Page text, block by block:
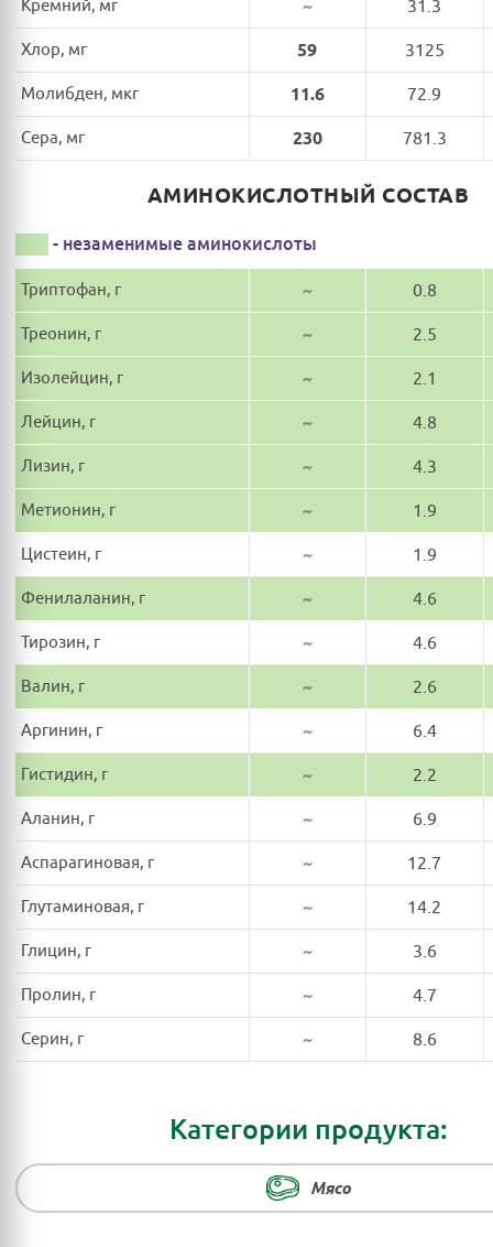
Кремний, мг ~ 31.3
Хлор, мг 59 3125
Молибден, мкг 11.6 72.9
Сера, мг 230 781.3
АМИНОКИСЛОТНЫЙ СОСТАВ
- незаменимые аминокислоты
Триптофан, г ~ 0.8
Треонин, г ~ 2.5
Изолейцин, г ~ 2.1
Лейцин, г ~ 4.8
Лизин, г ~ 4.3
Метионин, г ~ 1.9
Цистеин, г ~ 1.9
Фенилаланин, г ~ 4.6
Тирозин, г ~ 4.6
Валин, г ~ 2.6
Аргинин, г ~ 6.4
Гистидин, г ~ 2.2
Аланин, г ~ 6.9
Аспарагиновая, г ~ 12.7
Глутаминовая, г ~ 14.2
Глицин, г ~ 3.6
Пролин, г ~ 4.7
Серин, г ~ 8.6
Категории продукта:
Мясо